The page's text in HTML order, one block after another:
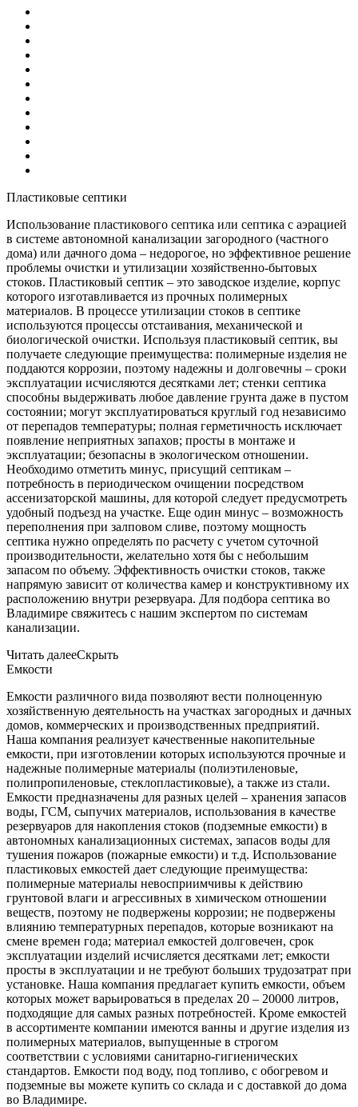
Пластиковые септики
Использование пластикового септика или септика с аэрацией
в системе автономной канализации загородного (частного
дома) или дачного дома – недорогое, но эффективное решение
проблемы очистки и утилизации хозяйственно-бытовых
стоков. Пластиковый септик – это заводское изделие, корпус
которого изготавливается из прочных полимерных
материалов. В процессе утилизации стоков в септике
используются процессы отстаивания, механической и
биологической очистки. Используя пластиковый септик, вы
получаете следующие преимущества: полимерные изделия не
поддаются коррозии, поэтому надежны и долговечны – сроки
эксплуатации исчисляются десятками лет; стенки септика
способны выдерживать любое давление грунта даже в пустом
состоянии; могут эксплуатироваться круглый год независимо
от перепадов температуры; полная герметичность исключает
появление неприятных запахов; просты в монтаже и
эксплуатации; безопасны в экологическом отношении.
Необходимо отметить минус, присущий септикам –
потребность в периодическом очищении посредством
ассенизаторской машины, для которой следует предусмотреть
удобный подъезд на участке. Еще один минус – возможность
переполнения при залповом сливе, поэтому мощность
септика нужно определять по расчету с учетом суточной
производительности, желательно хотя бы с небольшим
запасом по объему. Эффективность очистки стоков, также
напрямую зависит от количества камер и конструктивному их
расположению внутри резервуара. Для подбора септика во
Владимире свяжитесь с нашим экспертом по системам
канализации.
Читать далееСкрыть
Емкости
Емкости различного вида позволяют вести полноценную
хозяйственную деятельность на участках загородных и дачных
домов, коммерческих и производственных предприятий.
Наша компания реализует качественные накопительные
емкости, при изготовлении которых используются прочные и
надежные полимерные материалы (полиэтиленовые,
полипропиленовые, стеклопластиковые), а также из стали.
Емкости предназначены для разных целей – хранения запасов
воды, ГСМ, сыпучих материалов, использования в качестве
резервуаров для накопления стоков (подземные емкости) в
автономных канализационных системах, запасов воды для
тушения пожаров (пожарные емкости) и т.д. Использование
пластиковых емкостей дает следующие преимущества:
полимерные материалы невосприимчивы к действию
грунтовой влаги и агрессивных в химическом отношении
веществ, поэтому не подвержены коррозии; не подвержены
влиянию температурных перепадов, которые возникают на
смене времен года; материал емкостей долговечен, срок
эксплуатации изделий исчисляется десятками лет; емкости
просты в эксплуатации и не требуют больших трудозатрат при
установке. Наша компания предлагает купить емкости, объем
которых может варьироваться в пределах 20 – 20000 литров,
подходящие для самых разных потребностей. Кроме емкостей
в ассортименте компании имеются ванны и другие изделия из
полимерных материалов, выпущенные в строгом
соответствии с условиями санитарно-гигиенических
стандартов. Емкости под воду, под топливо, с обогревом и
подземные вы можете купить со склада и с доставкой до дома
во Владимире.